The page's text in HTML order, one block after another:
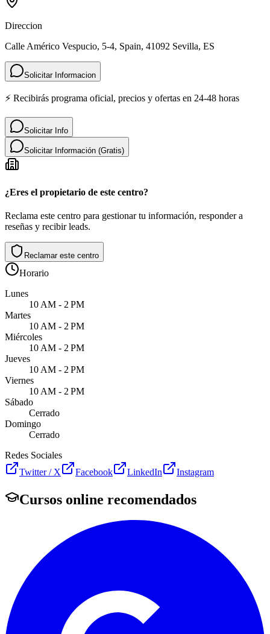
Direccion
Calle Américo Vespucio, 5-4, Spain, 41092 Sevilla, ES
Solicitar Informacion
⚡ Recibirás programa oficial, precios y ofertas en 24-48 horas
Solicitar Info
Solicitar Información (Gratis)
¿Eres el propietario de este centro?
Reclama este centro para gestionar tu información, responder a
reseñas y recibir leads.
Reclamar este centro
Horario
Lunes
10 AM - 2 PM
Martes
10 AM - 2 PM
Miércoles
10 AM - 2 PM
Jueves
10 AM - 2 PM
Viernes
10 AM - 2 PM
Sábado
Cerrado
Domingo
Cerrado
Redes Sociales
Twitter / X
Facebook LinkedIn Instagram
Cursos online recomendados